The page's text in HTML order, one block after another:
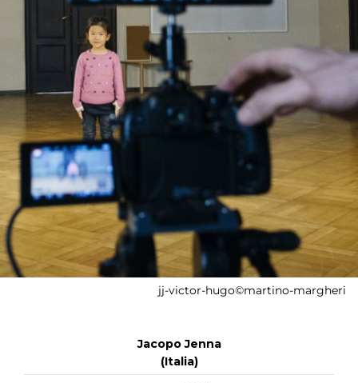
jj-victor-hugo©martino-margheri
Jacopo Jenna
(Italia)